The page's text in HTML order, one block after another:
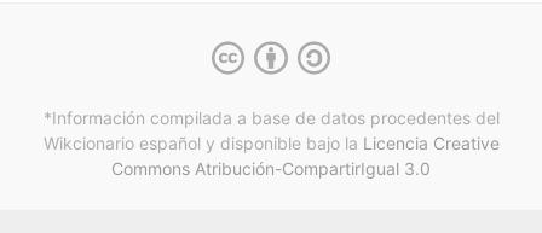
*Información compilada a base de datos procedentes del
Wikcionario español y disponible bajo la Licencia Creative
Commons Atribución-CompartirIgual 3.0